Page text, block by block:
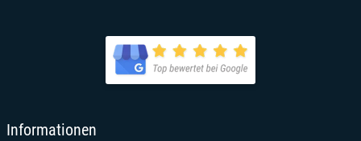
öffnet in neuem Fenster
Informationen